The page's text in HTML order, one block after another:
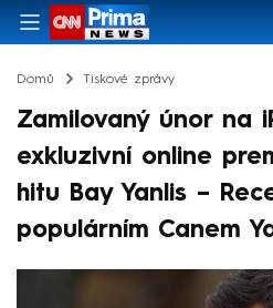
Domů Tiskové zprávy
Zamilovaný únor na
exkluzivní online
hitu Bay Yanlis –
populárním Canem